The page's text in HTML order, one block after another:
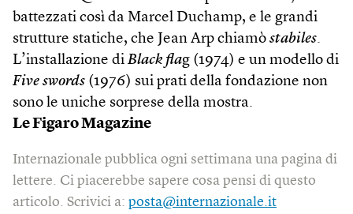
battezzati così da Marcel Duchamp, e le grandi
strutture statiche, che Jean Arp chiamò stabiles.
L’installazione di Black flag (1974) e un modello di
Five swords (1976) sui prati della fondazione non
sono le uniche sorprese della mostra.
Le Figaro Magazine
Internazionale pubblica ogni settimana una pagina di
lettere. Ci piacerebbe sapere cosa pensi di questo
articolo. Scrivici a: posta@internazionale.it